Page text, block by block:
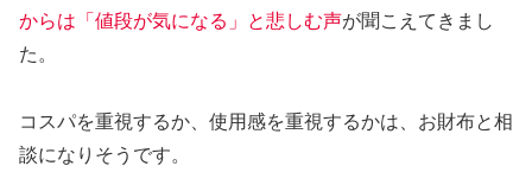
からは「値段が気になる」と悲しむ声が聞こえてきまし
た。
コスパを重視するか、使用感を重視するかは、お財布と相
談になりそうです。